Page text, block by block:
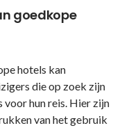
goedkope
hotels kan
die op zoek zijn
voor hun reis. Hier zijn
van het gebruik